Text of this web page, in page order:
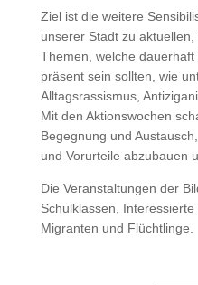
Ziel ist die weitere
unserer Stadt zu
Themen, welche
präsent sein sollten, wie
Alltagsrassismus,
Mit den Aktionswochen
Begegnung und
und Vorurteile abzubauen
Die Veranstaltungen der
Schulklassen,
Migranten und Flüchtlinge.